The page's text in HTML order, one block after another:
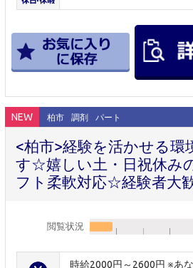
NEW 柏市 調剤 パート
<柏市>経験を活かせる環
す☆嬉しい土・日祝休み
フト柔軟対応☆経験者大
閲覧状況
時給2000円～2600円 ※あ